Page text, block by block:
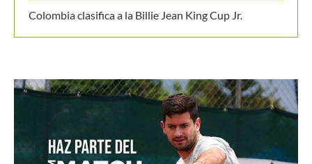
Últimos posts
Colombia es campeona del Suramericano Sub-16
Luciana Roa conquista con tan solo 13 años su primer
título en el Circuito Mundial Junior
Equipo masculino de Colombia logró su mejor
resultado en el Campeonato Mundial Sub-14 de Tenis